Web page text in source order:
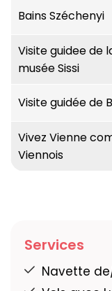
Bains Széchenyi
Visite guidee de
musée Sissi
Visite guidée de
Vivez Vienne
Viennois
Services
Navette